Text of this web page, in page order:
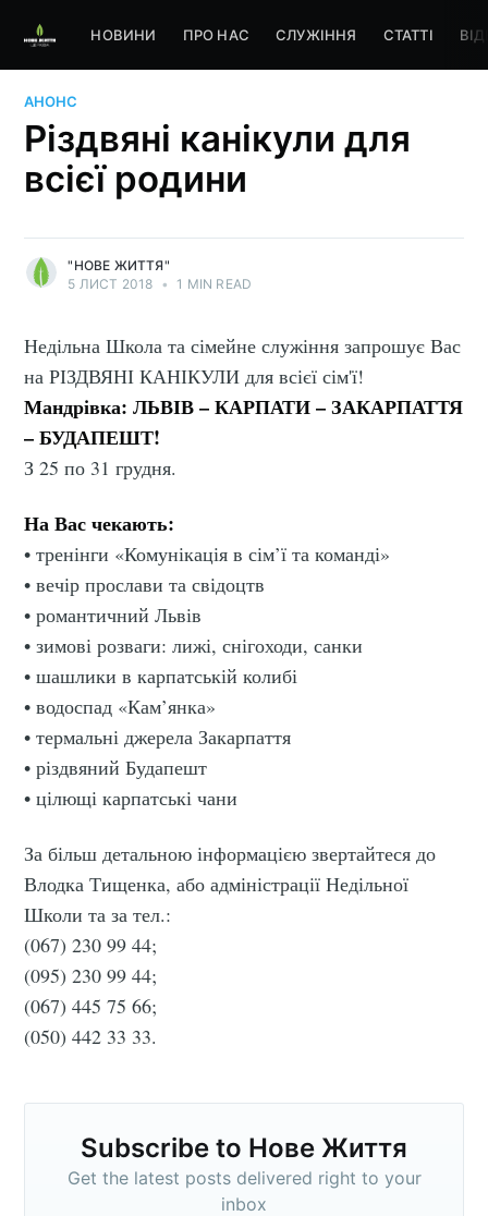
НОВИНИ ПРО НАС СЛУЖІННЯ СТАТТІ
АНОНС
Різдвяні канікули для
всієї родини
"НОВЕ ЖИТТЯ"
5 ЛИСТ 2018 • 1 MIN READ
Недільна Школа та сімейне служіння запрошує Вас
на РІЗДВЯНІ КАНІКУЛИ для всієї сім'ї!
Мандрівка: ЛЬВІВ – КАРПАТИ – ЗАКАРПАТТЯ
– БУДАПЕШТ!
З 25 по 31 грудня.
На Вас чекають:
• тренінги «Комунікація в сім’ї та команді»
• вечір прослави та свідоцтв
• романтичний Львів
• зимові розваги: лижі, снігоходи, санки
• шашлики в карпатській колибі
• водоспад «Кам’янка»
• термальні джерела Закарпаття
• різдвяний Будапешт
• цілющі карпатські чани
За більш детальною інформацією звертайтеся до
Влодка Тищенка, або адміністрації Недільної
Школи та за тел.:
(067) 230 99 44;
(095) 230 99 44;
(067) 445 75 66;
(050) 442 33 33.
Subscribe to Нове Життя
Get the latest posts delivered right to your
inbox